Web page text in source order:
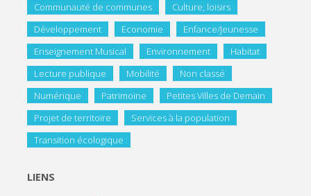
Communauté de communes
Culture, loisirs
Développement
Economie
Enfance/Jeunesse
Enseignement Musical
Environnement
Habitat
Lecture publique
Mobilité
Non classé
Numérique
Patrimoine
Petites Villes de Demain
Projet de territoire
Services à la population
Transition écologique
LIENS